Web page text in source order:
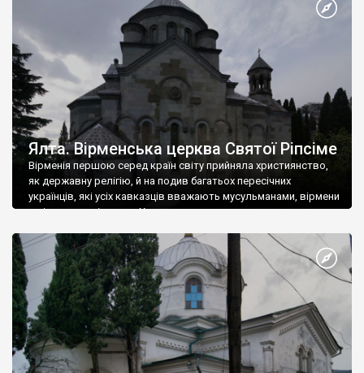
А потім було Хрещення Русі. На честь Херсонесу Таврійського
Ялта. Вірменська церква Святої Ріпсіме
Вірменія першою серед країн світу прийняла християнство,
як державну релігію, й на подив багатьох пересічних
українців, які усіх кавказців вважають мусульманами, вірмени
є відданими вірянами Христа